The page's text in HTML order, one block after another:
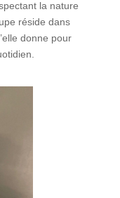
la nature
réside dans
donne pour